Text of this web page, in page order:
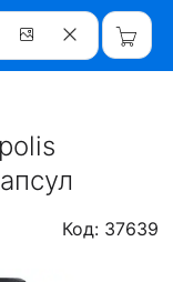
Код: 37639